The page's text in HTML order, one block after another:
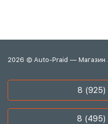
2026 © Auto-Praid — Магазин
8
8 (495)